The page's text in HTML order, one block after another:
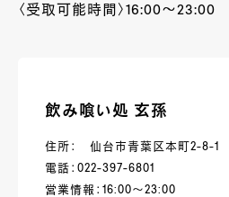
〈受取可能時間〉16:00～23:00
飲み喰い処 玄孫
住所： 仙台市青葉区本町2-8-1
電話：022-397-6801
営業情報：16:00～23:00